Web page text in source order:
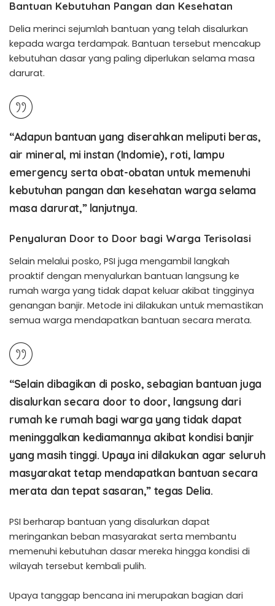
Bantuan Kebutuhan Pangan dan Kesehatan
Delia merinci sejumlah bantuan yang telah disalurkan
kepada warga terdampak. Bantuan tersebut mencakup
kebutuhan dasar yang paling diperlukan selama masa
darurat.
“Adapun bantuan yang diserahkan meliputi beras,
air mineral, mi instan (Indomie), roti, lampu
emergency serta obat-obatan untuk memenuhi
kebutuhan pangan dan kesehatan warga selama
masa darurat,” lanjutnya.
Penyaluran Door to Door bagi Warga Terisolasi
Selain melalui posko, PSI juga mengambil langkah
proaktif dengan menyalurkan bantuan langsung ke
rumah warga yang tidak dapat keluar akibat tingginya
genangan banjir. Metode ini dilakukan untuk memastikan
semua warga mendapatkan bantuan secara merata.
“Selain dibagikan di posko, sebagian bantuan juga
disalurkan secara door to door, langsung dari
rumah ke rumah bagi warga yang tidak dapat
meninggalkan kediamannya akibat kondisi banjir
yang masih tinggi. Upaya ini dilakukan agar seluruh
masyarakat tetap mendapatkan bantuan secara
merata dan tepat sasaran,” tegas Delia.
PSI berharap bantuan yang disalurkan dapat
meringankan beban masyarakat serta membantu
memenuhi kebutuhan dasar mereka hingga kondisi di
wilayah tersebut kembali pulih.
Upaya tanggap bencana ini merupakan bagian dari